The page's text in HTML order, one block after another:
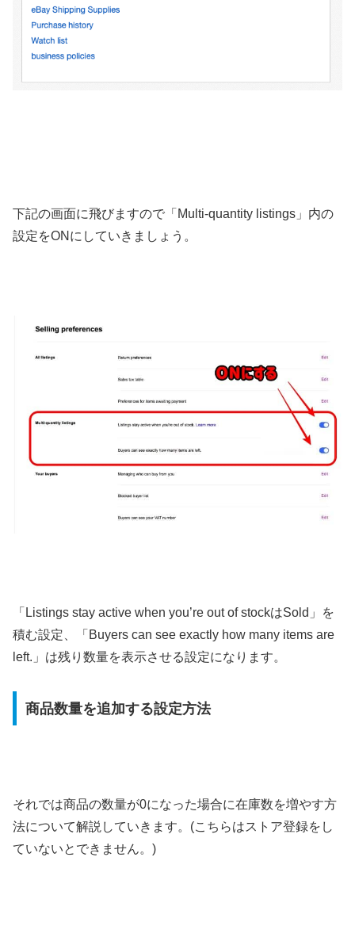
下記の画面に飛びますので「Multi-quantity listings」内の
設定をONにしていきましょう。
「Listings stay active when you’re out of stockはSold」を
積む設定、「Buyers can see exactly how many items are
left.」は残り数量を表示させる設定になります。
商品数量を追加する設定方法
それでは商品の数量が0になった場合に在庫数を増やす方
法について解説していきます。(こちらはストア登録をし
ていないとできません。)